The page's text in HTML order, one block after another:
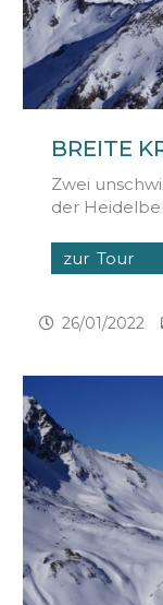
BREITE
Zwei
der
zur Tour
26/01/2022